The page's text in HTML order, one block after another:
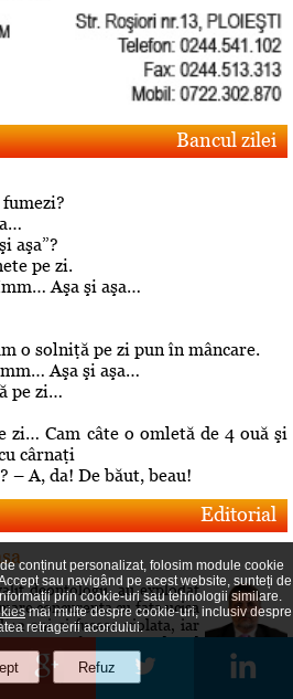
Bancul zilei
aşa”?
pe zi.
Aşa şi aşa…
o solniţă pe zi pun în mâncare.
Aşa şi aşa…
pe zi…
zi… Cam câte o omletă de 4 ouă şi
cârnaţi
– A, da! De băut, beau!
Editorial
deontologii, au explodat
concurenta cu fata ucisa
12 ani si fusese violata, iar
camera In fapt, un produs al
concetateni, domnul cu
intr-o siluire a...
conținut personalizat, folosim module cookie
sau navigând pe acest website, sunteți de
prin cookie-uri sau tehnologii similare.
mai multe despre cookie-uri, inclusiv despre
retragerii acordului.